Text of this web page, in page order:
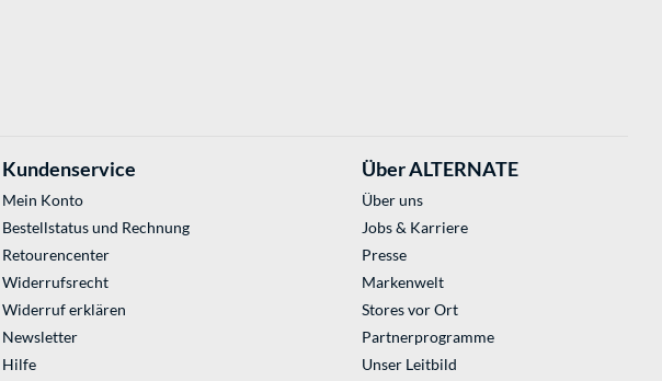
Kundenservice
Mein Konto
Bestellstatus und Rechnung
Retourencenter
Widerrufsrecht
Widerruf erklären
Newsletter
Hilfe
Über ALTERNATE
Über uns
Jobs & Karriere
Presse
Markenwelt
Stores vor Ort
Partnerprogramme
Unser Leitbild